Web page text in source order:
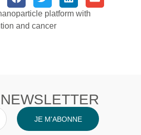
platform with
and cancer
JE M'ABONNE